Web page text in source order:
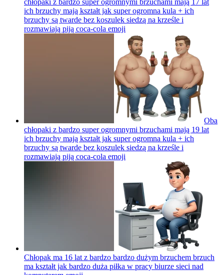
ich brzuchy mają kształt jak super ogromna kula + ich
brzuchy są twarde bez koszulek siedzą na krześle i
rozmawiają piją coca-cola emoji
Oba
chłopaki z bardzo super ogromnymi brzuchami mają 19 lat
ich brzuchy mają kształt jak super ogromna kula + ich
brzuchy są twarde bez koszulek siedzą na krześle i
rozmawiają piją coca-cola emoji
Chłopak ma 16 lat z bardzo bardzo dużym brzuchem brzuch
ma kształt jak bardzo duża piłka w pracy biurze sieci nad